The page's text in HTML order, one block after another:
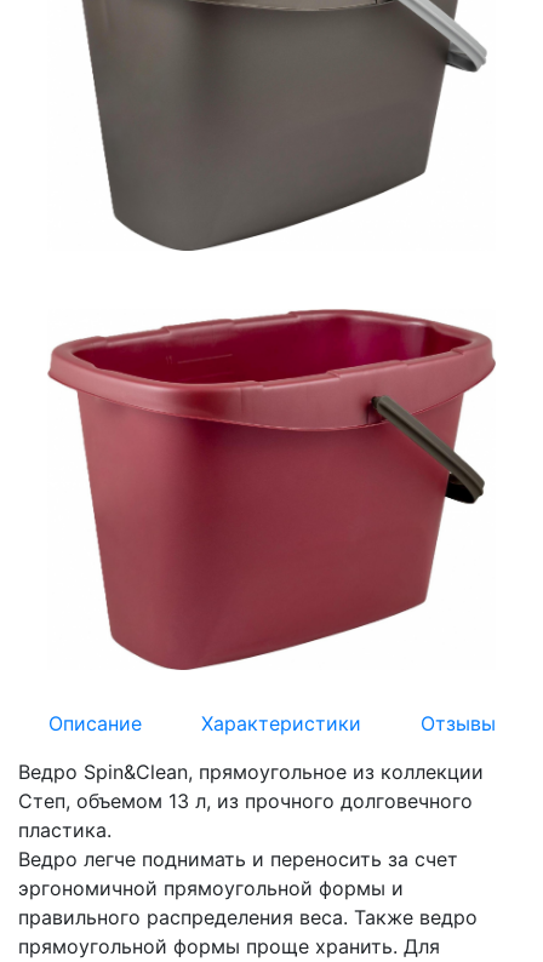
Описание Характеристики
Отзывы
Ведро Spin&Clean, прямоугольное из коллекции
Степ, объемом 13 л, из прочного долговечного
пластика.
Ведро легче поднимать и переносить за счет
эргономичной прямоугольной формы и
правильного распределения веса. Также ведро
прямоугольной формы проще хранить. Для